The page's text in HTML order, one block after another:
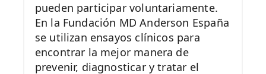
pueden participar voluntariamente.
En la Fundación MD Anderson España
se utilizan ensayos clínicos para
encontrar la mejor manera de
prevenir, diagnosticar y tratar el